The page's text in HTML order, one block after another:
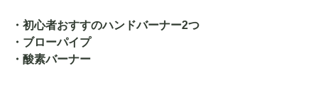
・初心者おすすのハンドバーナー2つ
・ブローパイプ
・酸素バーナー